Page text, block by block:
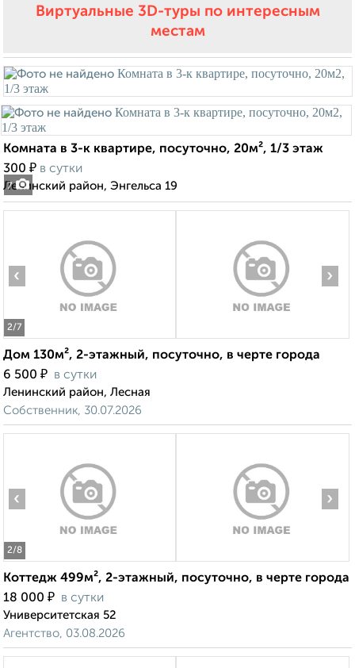
Виртуальные 3D-туры по интересным
местам
7
Комната в 3-к квартире, посуточно, 20м², 1/3 этаж
300 ₽ в сутки
Ленинский район, Энгельса 19
2/7
‹ ›
Дом 130м², 2-этажный, посуточно, в черте города
6 500 ₽ в сутки
Ленинский район, Лесная
Собственник, 30.07.2026
2/8
‹ ›
Коттедж 499м², 2-этажный, посуточно, в черте города
18 000 ₽ в сутки
Университетская 52
Агентство, 03.08.2026